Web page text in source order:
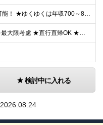
★月収35万円も可能！ ★ゆくゆくは年収700～800万円も！ ★手当が多数あり ・残業手当（100％）★1分単位で支給 ・資格手当（最大月6万円） ・結婚/出産祝金（最大3万円） 【首都圏・北関東
★勤務地は希望を最大限考慮 ★直行直帰OK ★車通勤のエリアもあり ★研修は、下記いずれかの研修センターで行います ・東京校（東京本社とアクセスは同様） ・大阪校（大阪府大阪市中央区道修町 2-1-1
検討中に入れる
2026.08.24